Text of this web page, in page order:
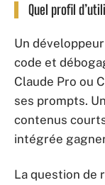
Quel profil
Un
code et
Claude Pro ou
ses prompts.
contenus
intégrée
La question de